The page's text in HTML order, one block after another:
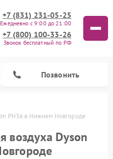
+7 (831) 231-05-25
Ежедневно с 9:00 до 21:00
+7 (800) 100-33-26
Звонок бесплатный по РФ
Позвонить
PH3A в Нижнем Новгороде
воздуха Dyson